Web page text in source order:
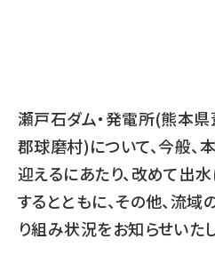
瀬戸石ダム・発電所(熊本
郡球磨村)について、今般、
迎えるにあたり、改めて出
するとともに、その他、流
り組み状況をお知らせいたし